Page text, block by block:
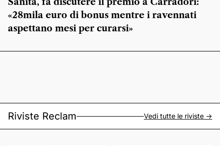
«28mila euro di bonus mentre i ravennati
aspettano mesi per curarsi»
Riviste Reclam Vedi tutte le riviste ->